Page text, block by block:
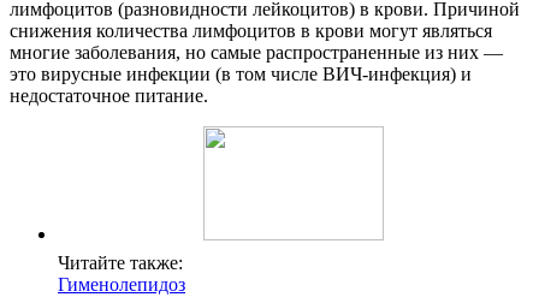
лимфоцитов (разновидности лейкоцитов) в крови. Причиной
снижения количества лимфоцитов в крови могут являться
многие заболевания, но самые распространенные из них —
это вирусные инфекции (в том числе ВИЧ-инфекция) и
недостаточное питание.
Читайте также:
Гименолепидоз